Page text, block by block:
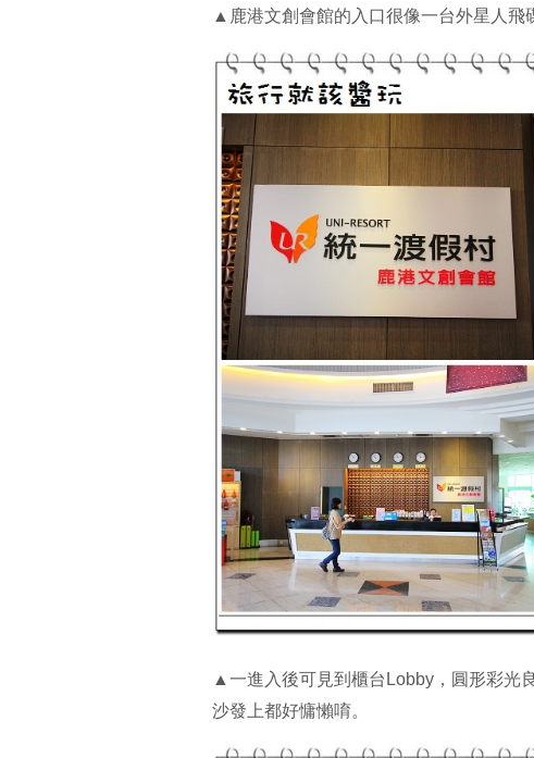
▲鹿港文創會館的入口很像一台外星人飛
▲一進入後可見到櫃台Lobby，圓形彩光
沙發上都好慵懶唷。